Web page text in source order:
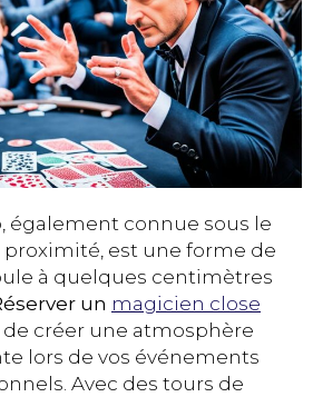
également connue sous le
est une forme de
à quelques centimètres
un magicien close
créer une atmosphère
lors de vos événements
Avec des tours de